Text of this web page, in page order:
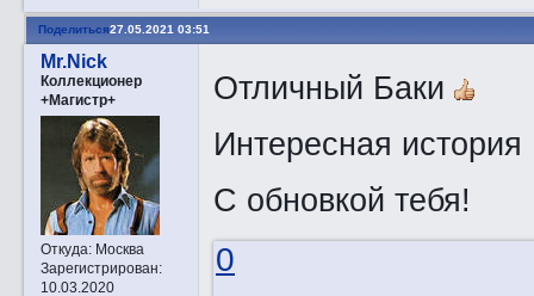
Поделиться27.05.2021 03:51
Mr.Nick
Коллекционер
+Магистр+
Откуда:Москва
Зарегистрирован:
10.03.2020
Отличный Баки
Интересная
С обновкой тебя!
0